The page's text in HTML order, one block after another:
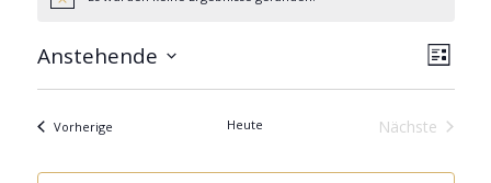
Liste
Anstehende
VorherigeVeranstaltungen Heute
Nächste